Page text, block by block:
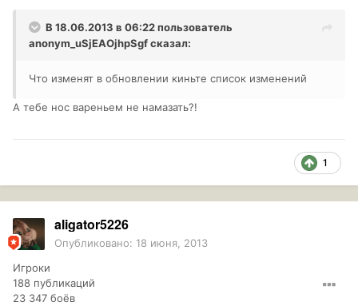
В 18.06.2013 в 06:22 пользователь
anonym_uSjEAOjhpSgfсказал:
Что изменят в обновлении киньте список изменений
А тебе нос вареньем не намазать?!
1
aligator5226
Опубликовано: 18 июня, 2013
Игроки
188 публикаций
23 347 боёв